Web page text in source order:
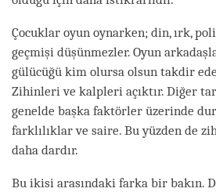
Çocuklar oyun oynarken; din, ırk,
geçmişi düşünmezler. Oyun
gülücüğü kim olursa olsun takdir
Zihinleri ve kalpleri açıktır. Diğer
genelde başka faktörler üzerinde
farklılıklar ve saire. Bu yüzden de
daha dardır.
Bu ikisi arasındaki farka bir bakın.